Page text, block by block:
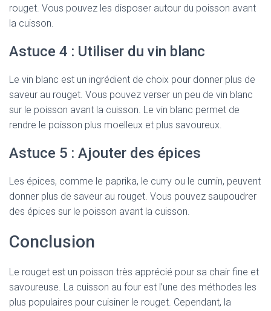
rouget. Vous pouvez les disposer autour du poisson avant
la cuisson.
Astuce 4 : Utiliser du vin blanc
Le vin blanc est un ingrédient de choix pour donner plus de
saveur au rouget. Vous pouvez verser un peu de vin blanc
sur le poisson avant la cuisson. Le vin blanc permet de
rendre le poisson plus moelleux et plus savoureux.
Astuce 5 : Ajouter des épices
Les épices, comme le paprika, le curry ou le cumin, peuvent
donner plus de saveur au rouget. Vous pouvez saupoudrer
des épices sur le poisson avant la cuisson.
Conclusion
Le rouget est un poisson très apprécié pour sa chair fine et
savoureuse. La cuisson au four est l’une des méthodes les
plus populaires pour cuisiner le rouget. Cependant, la